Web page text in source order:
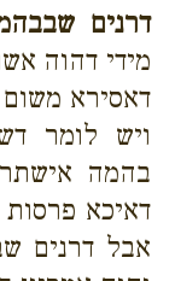
דרנים
מידי דהוה
דאסירא
ויש לומר
בהמה
דאיכא
אבל דרנים